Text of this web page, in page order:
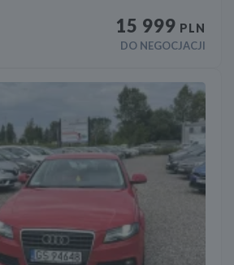
15 999 PLN
DO NEGOCJACJI